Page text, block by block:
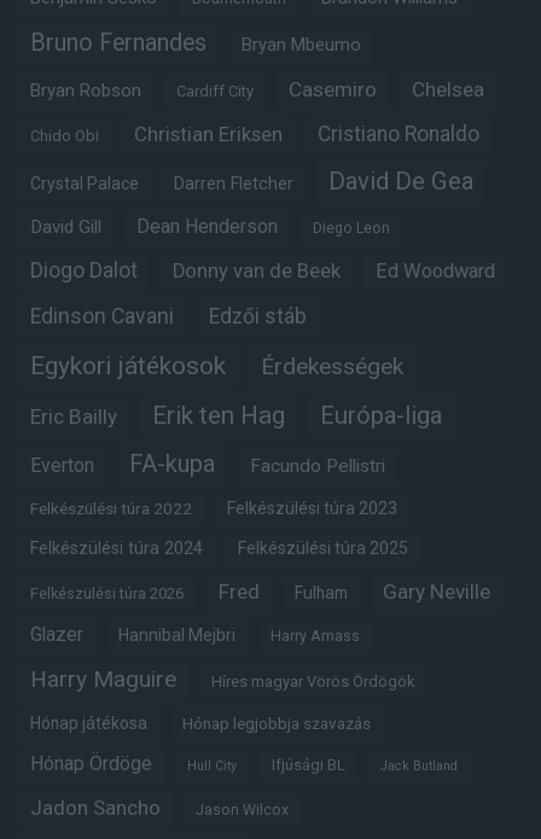
Bruno Fernandes Bryan Mbeumo
Bryan Robson Cardiff City Casemiro Chelsea
Chido Obi Christian Eriksen Cristiano Ronaldo
Crystal Palace Darren Fletcher David De Gea
David Gill Dean Henderson Diego Leon
Diogo Dalot Donny van de Beek Ed Woodward
Edinson Cavani Edzői stáb
Egykori játékosok Érdekességek
Eric Bailly Erik ten Hag Európa-liga
Everton FA-kupa Facundo Pellistri
Felkészülési túra 2022 Felkészülési túra 2023
Felkészülési túra 2024 Felkészülési túra 2025
Felkészülési túra 2026 Fred Fulham Gary Neville
Glazer Hannibal Mejbri Harry Amass
Harry Maguire Híres magyar Vörös Ördögök
Hónap játékosa Hónap legjobbja szavazás
Hónap Ördöge Hull City Ifjúsági BL Jack Butland
Jadon Sancho Jason Wilcox